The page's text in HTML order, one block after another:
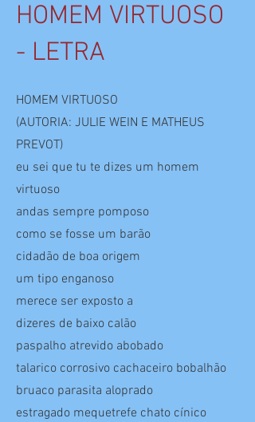
HOMEM VIRTUOSO
- LETRA
HOMEM VIRTUOSO
(AUTORIA: JULIE WEIN E MATHEUS
PREVOT)
eu sei que tu te dizes um homem
virtuoso
andas sempre pomposo
como se fosse um barão
cidadão de boa origem
um tipo enganoso
merece ser exposto a
dizeres de baixo calão
paspalho atrevido abobado
talarico corrosivo cachaceiro bobalhão
bruaco parasita aloprado
estragado mequetrefe chato cínico